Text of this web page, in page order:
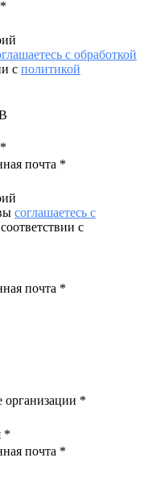
*
с обработкой
с политикой
*
почта *
соглашаетесь с
с
почта *
организации *
*
почта *